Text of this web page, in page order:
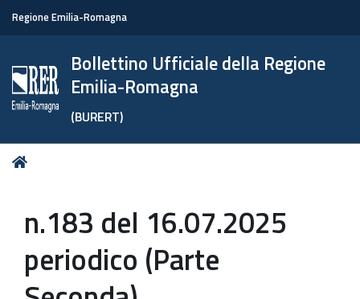
Regione Emilia-Romagna
Bollettino Ufficiale della Regione
Emilia-Romagna
(BURERT)
Tu
n.183 del 16.07.2025
periodico (Parte